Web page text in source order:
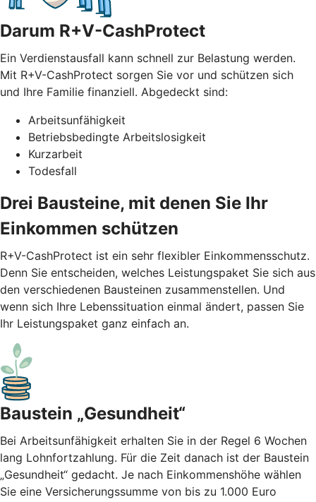
Darum R+V-CashProtect
Ein Verdienstausfall kann schnell zur Belastung werden.
Mit R+V-CashProtect sorgen Sie vor und schützen sich
und Ihre Familie finanziell. Abgedeckt sind:
Arbeitsunfähigkeit
Betriebsbedingte Arbeitslosigkeit
Kurzarbeit
Todesfall
Drei Bausteine, mit denen Sie Ihr
Einkommen schützen
R+V-CashProtect ist ein sehr flexibler Einkommensschutz.
Denn Sie entscheiden, welches Leistungspaket Sie sich aus
den verschiedenen Bausteinen zusammenstellen. Und
wenn sich Ihre Lebenssituation einmal ändert, passen Sie
Ihr Leistungspaket ganz einfach an.
Baustein „Gesundheit“
Bei Arbeitsunfähigkeit erhalten Sie in der Regel 6 Wochen
lang Lohnfortzahlung. Für die Zeit danach ist der Baustein
„Gesundheit“ gedacht. Je nach Einkommenshöhe wählen
Sie eine Versicherungssumme von bis zu 1.000 Euro